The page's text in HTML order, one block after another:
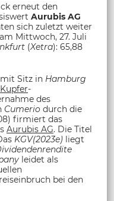
erneut den
Aurubis AG
sich zuletzt weiter
Mittwoch, 27. Juli
(Xetra): 65,88
mit Sitz in Hamburg
Kupfer-
des
Cumerio durch die
firmiert das
Aurubis AG. Die Titel
KGV(2023e) liegt
leidet als
bei den